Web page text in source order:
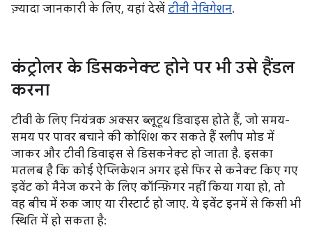
ज़्यादा जानकारी के लिए, यहां देखें टीवी नेविगेशन.
कंट्रोलर के डिसकनेक्ट होने पर भी उसे हैंडल
करना
टीवी के लिए नियंत्रक अक्सर ब्लूटूथ डिवाइस होते हैं, जो समय-
समय पर पावर बचाने की कोशिश कर सकते हैं स्लीप मोड में
जाकर और टीवी डिवाइस से डिसकनेक्ट हो जाता है. इसका
मतलब है कि कोई ऐप्लिकेशन अगर इसे फिर से कनेक्ट किए गए
इवेंट को मैनेज करने के लिए कॉन्फ़िगर नहीं किया गया हो, तो
वह बीच में रुक जाए या रीस्टार्ट हो जाए. ये इवेंट इनमें से किसी भी
स्थिति में हो सकता है: